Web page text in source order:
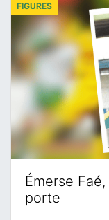
Émerse
porte
FIGURES